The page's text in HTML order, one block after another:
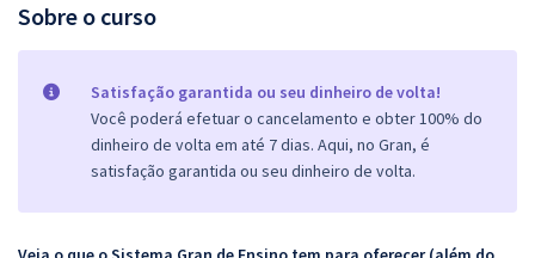
Sobre o curso
Satisfação garantida ou seu dinheiro de volta!
Você poderá efetuar o cancelamento e obter 100% do
dinheiro de volta em até 7 dias. Aqui, no Gran, é
satisfação garantida ou seu dinheiro de volta.